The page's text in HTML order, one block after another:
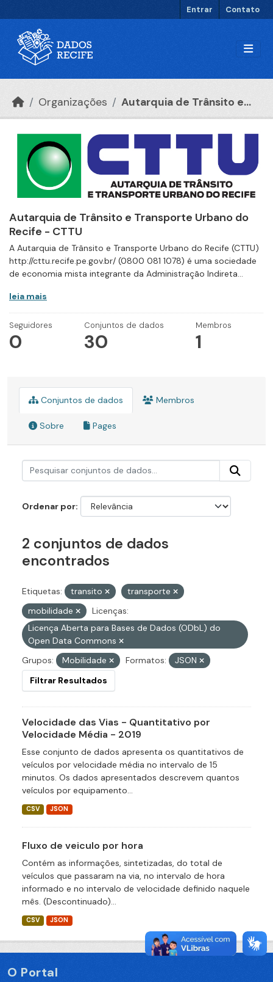
Entrar Contato
Organizações Autarquia de Trânsito e...
Autarquia de Trânsito e Transporte Urbano do
Recife - CTTU
A Autarquia de Trânsito e Transporte Urbano do Recife (CTTU)
http://cttu.recife.pe.gov.br/ (0800 081 1078) é uma sociedade
de economia mista integrante da Administração Indireta...
leia mais
Seguidores
0
Conjuntos de dados
30
Membros
1
Conjuntos de dados Membros
Sobre Pages
Ordenar por
2 conjuntos de dados
encontrados
Etiquetas: transito
transporte
mobilidade
Licenças:
Licença Aberta para Bases de Dados (ODbL) do
Open Data Commons
Grupos:
Mobilidade Formatos:
JSON
Filtrar Resultados
Velocidade das Vias - Quantitativo por
Velocidade Média - 2019
Esse conjunto de dados apresenta os quantitativos de
veículos por velocidade média no intervalo de 15
minutos. Os dados apresentados descrevem quantos
veículos por equipamento...
CSV JSON
Fluxo de veiculo por hora
Contém as informações, sintetizadas, do total de
veículos que passaram na via, no intervalo de hora
informado e no intervalo de velocidade definido naquele
mês. (Descontinuado)...
CSV JSON
O Portal